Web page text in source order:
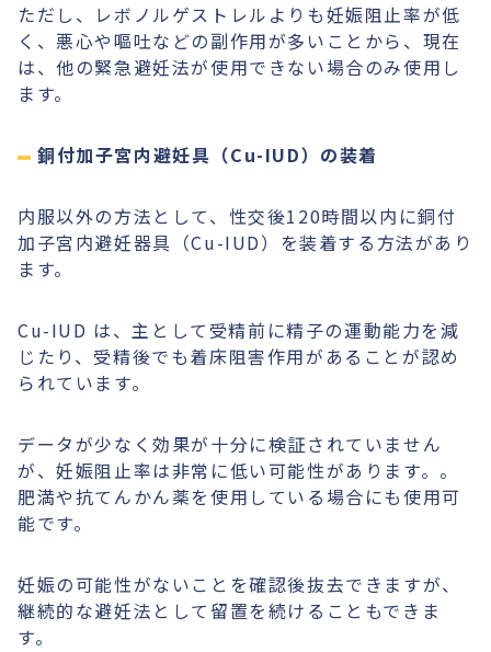
ただし、レボノルゲストレルよりも妊娠阻止率が低
く、悪心や嘔吐などの副作用が多いことから、現在
は、他の緊急避妊法が使用できない場合のみ使用し
ます。
銅付加子宮内避妊具（Cu-IUD）の装着
内服以外の方法として、性交後120時間以内に銅付
加子宮内避妊器具（Cu-IUD）を装着する方法があり
ます。
Cu-IUD は、主として受精前に精子の運動能力を減
じたり、受精後でも着床阻害作用があることが認め
られています。
データが少なく効果が十分に検証されていません
が、妊娠阻止率は非常に低い可能性があります。。
肥満や抗てんかん薬を使用している場合にも使用可
能です。
妊娠の可能性がないことを確認後抜去できますが、
継続的な避妊法として留置を続けることもできま
す。